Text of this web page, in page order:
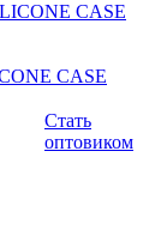
CASE
Стать
оптовиком